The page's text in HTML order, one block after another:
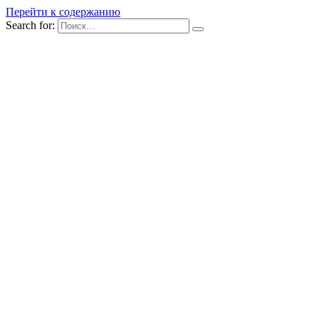
Перейти к содержанию
Search for: